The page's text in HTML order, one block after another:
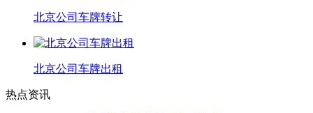
北京公司车牌转让
北京公司车牌出租
热点资讯